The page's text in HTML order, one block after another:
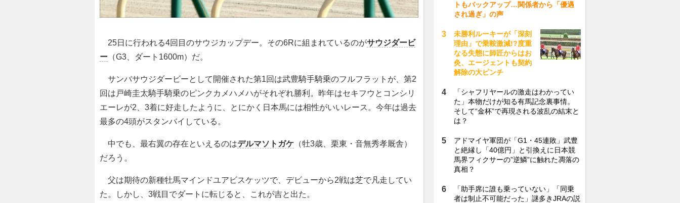
25日に行われる4回目のサウジカップデー。その6Rに組まれているのがサウジダービ
ー （G3、ダート1600m）だ。
サンバサウジダービーとして開催された第1回は武豊騎手騎乗のフルフラットが、第2
回は戸崎圭太騎手騎乗のピンクカメハメハがそれぞれ勝利。昨年はセキフウとコンシリ
エーレが2、3着に好走したように、とにかく日本馬には相性がいいレース。今年は過去
最多の4頭がスタンバイしている。
中でも、最右翼の存在といえるのはデルマソトガケ （牡3歳、栗東・音無秀孝厩舎）
だろう。
父は期待の新種牡馬マインドユアビスケッツで、デビューから2戦は芝で凡走してい
た。しかし、3戦目でダートに転じると、これが吉と出た。
トもバックアップ…関係者から「優遇
され過ぎ」の声
未勝利ルーキーが「深刻
理由」で乗鞍激減!?度重
なる失態に師匠からはお
灸、エージェントも契約
解除の大ピンチ
「シャフリヤールの激走はわかってい
た」本物だけが知る有馬記念裏事情。
そして“金杯”で再現される波乱の結末と
は？
アドマイヤ軍団が「G1・45連敗」武豊
と絶縁し「40億円」と引換えに日本競
馬界フィクサーの”逆鱗”に触れた凋落の
真相？
「助手席に誰も乗っていない」「同乗
者は制止不可能だった」謎多きJRAの説